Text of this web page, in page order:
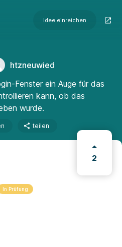
Idee einreichen
htzneuwied
Fenster ein Auge für das
kann, ob das
wurde.
teilen
2
In Prüfung